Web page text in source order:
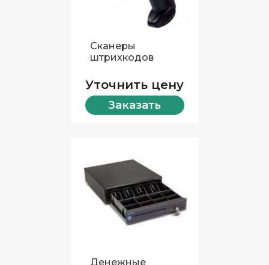
Сканеры
штрихкодов
Уточнить цену
Заказать
Денежные